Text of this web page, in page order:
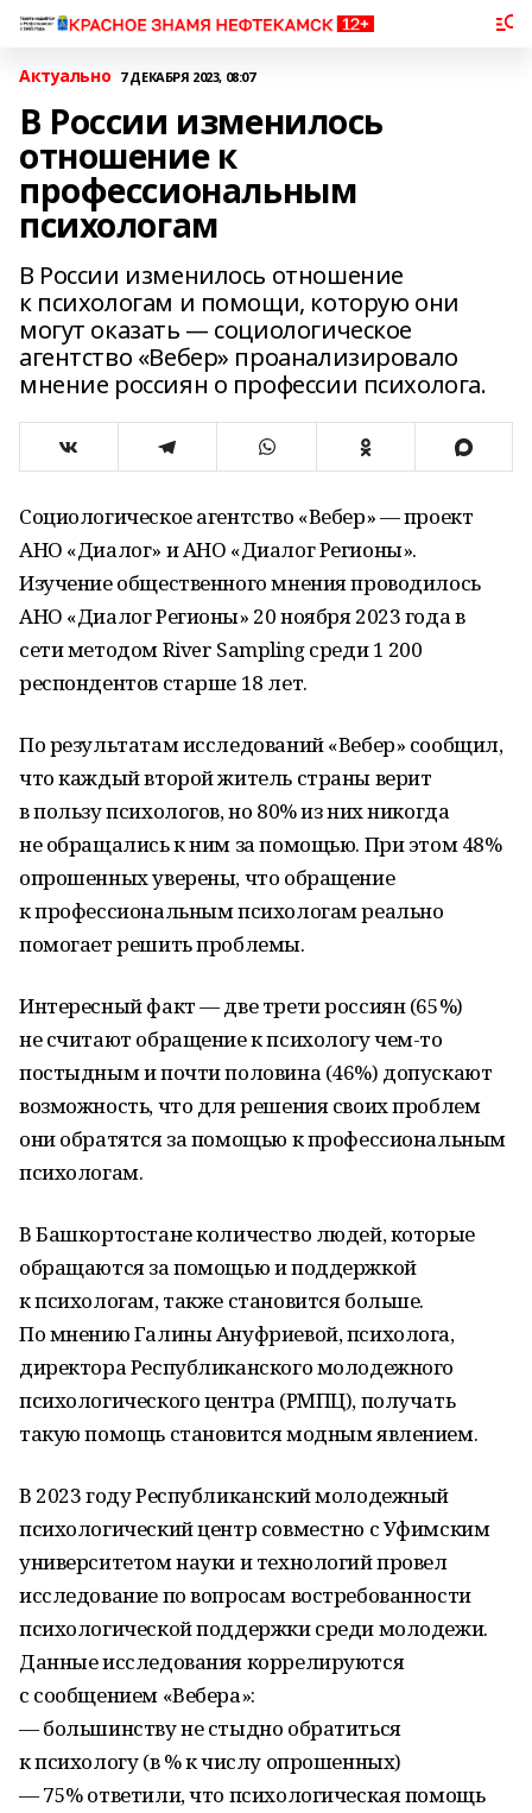
Актуально 7 ДЕКАБРЯ 2023, 08:07
В России изменилось
отношение к
профессиональным
психологам
В России изменилось отношение
к психологам и помощи, которую они
могут оказать — социологическое
агентство «Вебер» проанализировало
мнение россиян о профессии психолога.
Социологическое агентство «Вебер» — проект
АНО «Диалог» и АНО «Диалог Регионы».
Изучение общественного мнения проводилось
АНО «Диалог Регионы» 20 ноября 2023 года в
сети методом River Sampling среди 1 200
респондентов старше 18 лет.
По результатам исследований «Вебер» сообщил,
что каждый второй житель страны верит
в пользу психологов, но 80% из них никогда
не обращались к ним за помощью. При этом 48%
опрошенных уверены, что обращение
к профессиональным психологам реально
помогает решить проблемы.
Интересный факт — две трети россиян (65%)
не считают обращение к психологу чем-то
постыдным и почти половина (46%) допускают
возможность, что для решения своих проблем
они обратятся за помощью к профессиональным
психологам.
В Башкортостане количество людей, которые
обращаются за помощью и поддержкой
к психологам, также становится больше.
По мнению Галины Ануфриевой, психолога,
директора Республиканского молодежного
психологического центра (РМПЦ), получать
такую помощь становится модным явлением.
В 2023 году Республиканский молодежный
психологический центр совместно с Уфимским
университетом науки и технологий провел
исследование по вопросам востребованности
психологической поддержки среди молодежи.
Данные исследования коррелируются
с сообщением «Вебера»:
— большинству не стыдно обратиться
к психологу (в % к числу опрошенных)
— 75% ответили, что психологическая помощь